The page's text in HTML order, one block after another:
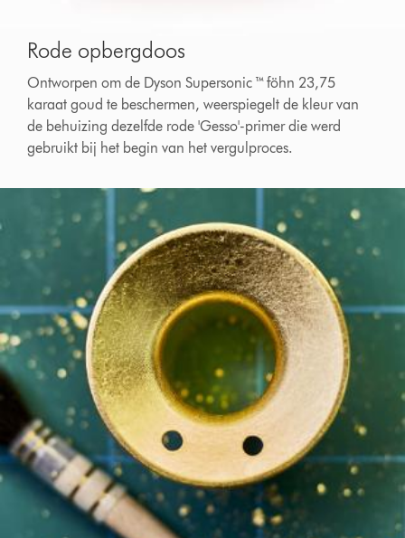
Rode opbergdoos
Ontworpen om de Dyson Supersonic ™ föhn 23,75
karaat goud te beschermen, weerspiegelt de kleur van
de behuizing dezelfde rode 'Gesso'-primer die werd
gebruikt bij het begin van het vergulproces.